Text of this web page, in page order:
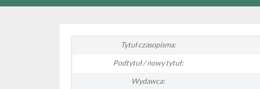
Tytuł czasopisma:
Podtytuł / nowy tytuł:
Wydawca: